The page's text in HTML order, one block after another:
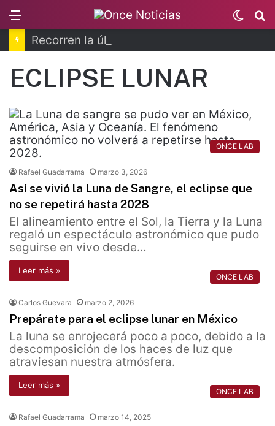
Switch
skin
ECLIPSE LUNAR
ONCE LAB
Rafael Guadarrama marzo 3, 2026
Así se vivió la Luna de Sangre, el eclipse que
no se repetirá hasta 2028
El alineamiento entre el Sol, la Tierra y la Luna
regaló un espectáculo astronómico que pudo
seguirse en vivo desde…
Leer más »
ONCE LAB
Carlos Guevara marzo 2, 2026
Prepárate para el eclipse lunar en México
La luna se enrojecerá poco a poco, debido a la
descomposición de los haces de luz que
atraviesan nuestra atmósfera.
Leer más »
ONCE LAB
Rafael Guadarrama marzo 14, 2025